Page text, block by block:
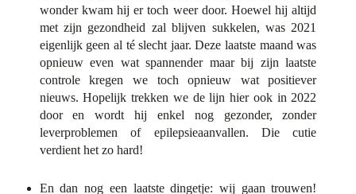
wonder kwam hij er toch weer door. Hoewel hij altijd
met zijn gezondheid zal blijven sukkelen, was 2021
eigenlijk geen al té slecht jaar. Deze laatste maand was
opnieuw even wat spannender maar bij zijn laatste
controle kregen we toch opnieuw wat positiever
nieuws. Hopelijk trekken we de lijn hier ook in 2022
door en wordt hij enkel nog gezonder, zonder
leverproblemen of epilepsieaanvallen. Die cutie
verdient het zo hard!
En dan nog een laatste dingetje: wij gaan trouwen!